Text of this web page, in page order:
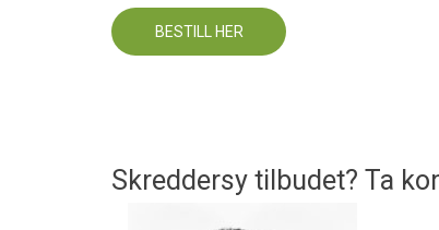
BESTILL HER
Skreddersy tilbudet? Ta